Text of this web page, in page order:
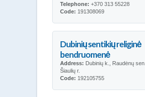
Telephone: +370 313 55228
Code: 191308069
Dubinių sentikių religinė
bendruomenė
Address: Dubinių k., Raudėnų sen.,
Šiaulių r.
Code: 192105755